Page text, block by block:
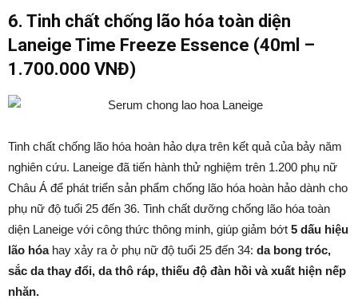
6. Tinh chất chống lão hóa toàn diện
Laneige Time Freeze Essence (40ml –
1.700.000 VNĐ)
Tinh chất chống lão hóa hoàn hảo dựa trên kết quả của bảy năm
nghiên cứu. Laneige đã tiến hành thử nghiệm trên 1.200 phụ nữ
Châu Á để phát triển sản phẩm chống lão hóa hoàn hảo dành cho
phụ nữ độ tuổi 25 đến 36. Tinh chất dưỡng chống lão hóa toàn
diện Laneige với công thức thông minh, giúp giảm bớt 5 dấu hiệu
lão hóahay xảy ra ở phụ nữ độ tuổi 25 đến 34: da bong tróc,
sắc da thay đổi, da thô ráp, thiếu độ đàn hồi và xuất hiện nếp
nhăn.